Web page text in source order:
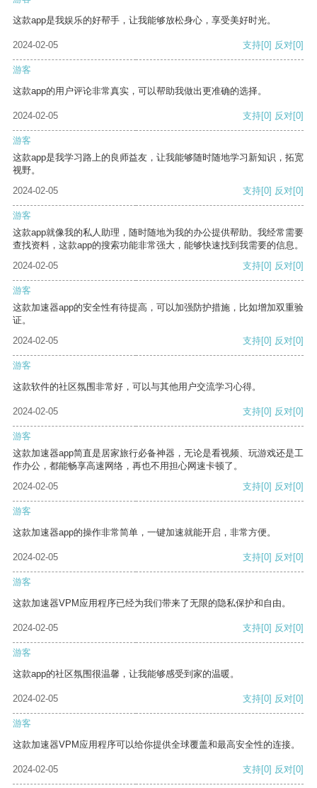
这款app是我娱乐的好帮手，让我能够放松身心，享受美好时光。
2024-02-05 支持[0] 反对[0]
游客
这款app的用户评论非常真实，可以帮助我做出更准确的选择。
2024-02-05 支持[0] 反对[0]
游客
这款app是我学习路上的良师益友，让我能够随时随地学习新知识，拓宽
视野。
2024-02-05
支持[0] 反对[0]
游客
这款app就像我的私人助理，随时随地为我的办公提供帮助。我经常需要
查找资料，这款app的搜索功能非常强大，能够快速找到我需要的信息。
2024-02-05
支持[0] 反对[0]
游客
这款加速器app的安全性有待提高，可以加强防护措施，比如增加双重验
证。
2024-02-05
支持[0] 反对[0]
游客
这款软件的社区氛围非常好，可以与其他用户交流学习心得。
2024-02-05 支持[0] 反对[0]
游客
这款加速器app简直是居家旅行必备神器，无论是看视频、玩游戏还是工
作办公，都能畅享高速网络，再也不用担心网速卡顿了。
2024-02-05
支持[0] 反对[0]
游客
这款加速器app的操作非常简单，一键加速就能开启，非常方便。
2024-02-05 支持[0] 反对[0]
游客
这款加速器VPM应用程序已经为我们带来了无限的隐私保护和自由。
2024-02-05 支持[0] 反对[0]
游客
这款app的社区氛围很温馨，让我能够感受到家的温暖。
2024-02-05 支持[0] 反对[0]
游客
这款加速器VPM应用程序可以给你提供全球覆盖和最高安全性的连接。
2024-02-05 支持[0] 反对[0]